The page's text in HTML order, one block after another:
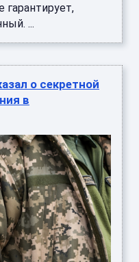
гарантирует,
...
о секретной
в